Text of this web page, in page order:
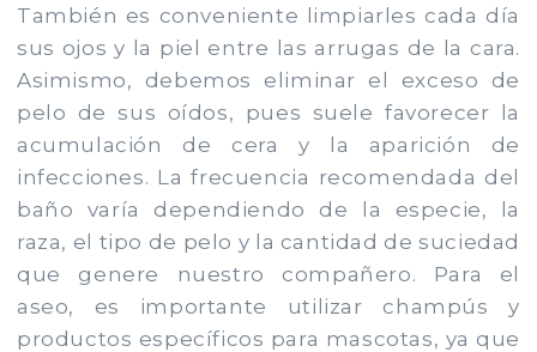
También es conveniente limpiarles cada día
sus ojos y la piel entre las arrugas de la cara.
Asimismo, debemos eliminar el exceso de
pelo de sus oídos, pues suele favorecer la
acumulación de cera y la aparición de
infecciones. La frecuencia recomendada del
baño varía dependiendo de la especie, la
raza, el tipo de pelo y la cantidad de suciedad
que genere nuestro compañero. Para el
aseo, es importante utilizar champús y
productos específicos para mascotas, ya que